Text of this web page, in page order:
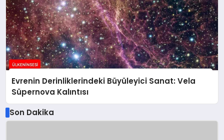
Evrenin Derinliklerindeki Büyüleyici Sanat: Vela
Süpernova Kalıntısı
Son Dakika